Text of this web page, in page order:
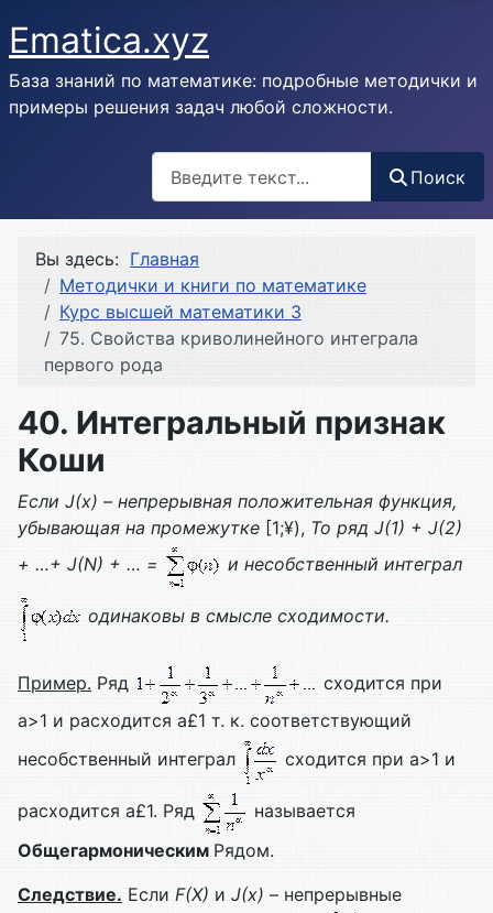
Ematica.xyz
База знаний по математике: подробные методички и
примеры решения задач любой сложности.
Поиск
Вы здесь: Главная
Методички и книги по математике
Курс высшей математики 3
75. Свойства криволинейного интеграла
первого рода
40. Интегральный признак
Коши
Если J(х) – непрерывная положительная функция,
убывающая на промежутке [1;¥), То ряд J(1) + J(2)
+ …+ J(N) + … = и несобственный интеграл
одинаковы в смысле сходимости.
Пример. Ряд
сходится при
a>1 и расходится a£1 т. к. соответствующий
несобственный интеграл
сходится при a>1 и
расходится a£1. Ряд
называется
Общегармоническим Рядом.
Следствие. Если F(X) и J(х) – непрерывные